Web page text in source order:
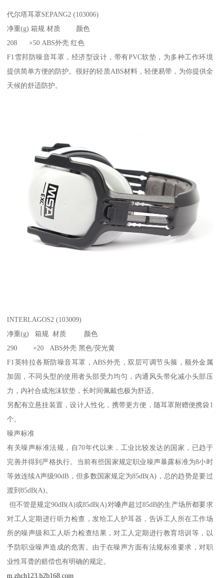
代尔塔耳罩SEPANG2 (103006)
净重(g) 箱规 材质 颜色
208 ×50 ABS外壳 红色
F1雪邦防噪音耳罩，经济型设计，带有PVC软垫，为多种工作环境
提供简单方便的防护。很好的轻质ABS材料，轻便易带，为你提供全
天候的舒适防护。
INTERLAGOS2 (103009)
净重(g) 箱规 材质 颜色
290 ×20 ABS外壳 黑色/荧光黄
F1英特拉各斯防噪音耳罩，ABS外壳，双层可调节头箍，额外金属
加固，不同头型的使用者头部受力均匀，内通风头带化减小头部压
力，内衬合成泡沫软垫，长时间佩戴也极为舒适。
另配有立悬挂装置，设计人性化，携带更方便，随耳罩附赠便携袋1
个。
噪声标准
有关噪声标准法规，自70年代以来，工业比较发达的国家，已趋于
完善并得到严格执行。当前有些国家规定职业噪声暴露标准为8小时
等效连续A声级90dB，但多数国家规定为85dB(A)，总的趋势是要过
渡到85dB(A)。
但不管是规定90dB(A)或85dB(A)对嗓声超过85dB的生产场所都要求
对工人定期进行听力检查，发给工人护耳器，告诉工人所在工作场
所的噪声级和工人听力检查结果，对工人定期进行教育培训等，以
予防职业噪声造成的危害。由于在噪声方面有法规标准要求，对职
业性耳聋的赔偿也有明确的规定。
m.zhch123.b2b168.com